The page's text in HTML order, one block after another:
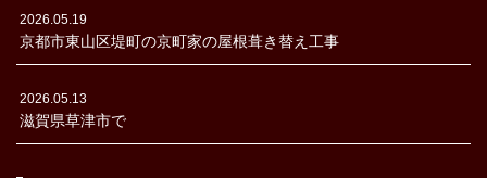
2026.05.19
京都市東山区堤町の京町家の屋根葺き替え工事
2026.05.13
滋賀県草津市で